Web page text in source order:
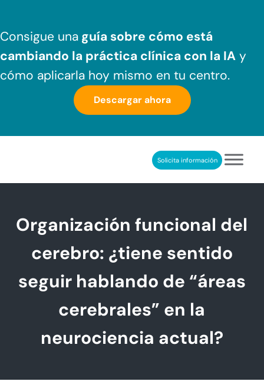
Consigue una guía sobre cómo está
cambiando la práctica clínica con la IA y
cómo aplicarla hoy mismo en tu centro.
Descargar ahora
REHABILITACIÓN COGNITIVA PROFESIONALSolicita información
Organización funcional del
cerebro: ¿tiene sentido
seguir hablando de “áreas
cerebrales” en la
neurociencia actual?